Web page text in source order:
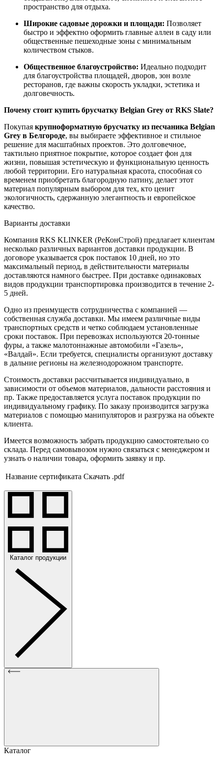
пространство для отдыха.
Широкие садовые дорожки и площади: Позволяет
быстро и эффектно оформить главные аллеи в саду или
общественные пешеходные зоны с минимальным
количеством стыков.
Общественное благоустройство: Идеально подходит
для благоустройства площадей, дворов, зон возле
ресторанов, где важны скорость укладки, эстетика и
долговечность.
Почему стоит купить брусчатку Belgian Grey от RKS Slate?
Покупая крупноформатную брусчатку из песчаника Belgian
Grey в Белгороде, вы выбираете эффективное и стильное
решение для масштабных проектов. Это долговечное,
тактильно приятное покрытие, которое создает фон для
жизни, повышая эстетическую и функциональную ценность
любой территории. Его натуральная красота, способная со
временем приобретать благородную патину, делает этот
материал популярным выбором для тех, кто ценит
экологичность, сдержанную элегантность и европейское
качество.
Варианты доставки
Компания RKS KLINKER (РеКонСтрой) предлагает клиентам
несколько различных вариантов доставки продукции. В
договоре указывается срок поставок 10 дней, но это
максимальный период, в действительности материалы
доставляются намного быстрее. При доставке одинаковых
видов продукции транспортировка производится в течение 2-
5 дней.
Одно из преимуществ сотрудничества с компанией —
собственная служба доставки. Мы имеем различные виды
транспортных средств и четко соблюдаем установленные
сроки поставок. При перевозках используются 20-тонные
фуры, а также малотоннажные автомобили «Газель»,
«Валдай». Если требуется, специалисты организуют доставку
в дальние регионы на железнодорожном транспорте.
Стоимость доставки рассчитывается индивидуально, в
зависимости от объемов материалов, дальности расстояния и
пр. Также предоставляется услуга поставок продукции по
индивидуальному графику. По заказу производится загрузка
материалов с помощью манипуляторов и разгрузка на объекте
клиента.
Имеется возможность забрать продукцию самостоятельно со
склада. Перед самовывозом нужно связаться с менеджером и
узнать о наличии товара, оформить заявку и пр.
Название сертификата Скачать .pdf
Каталог продукции
Каталог